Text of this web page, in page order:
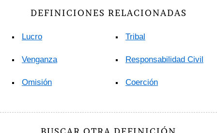
DEFINICIONES RELACIONADAS
Lucro
Venganza
Omisión
Tribal
Responsabilidad Civil
Coerción